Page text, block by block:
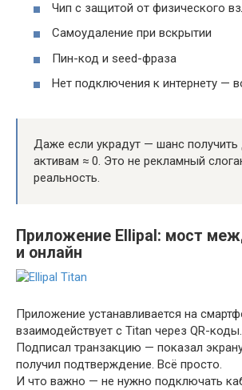
Чип с защитой от физического
Самоудаление при вскрытии
Пин-код и seed-фраза
Нет подключения к интернету —
Даже если украдут — шанс получить
активам ≈ 0. Это не рекламный
реальность.
Приложение Ellipal: мост
и онлайн
Приложение устанавливается на
взаимодействует с Titan через QR-коды.
Подписал транзакцию — показал
получил подтверждение. Всё просто.
И что важно — не нужно подключать